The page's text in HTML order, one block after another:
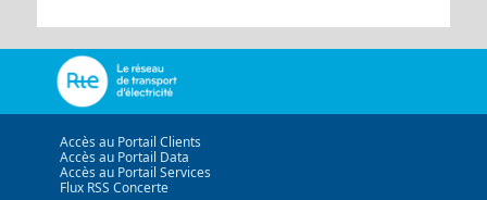
Accès au Portail Clients
Accès au Portail Data
Accès au Portail Services
Flux RSS Concerte